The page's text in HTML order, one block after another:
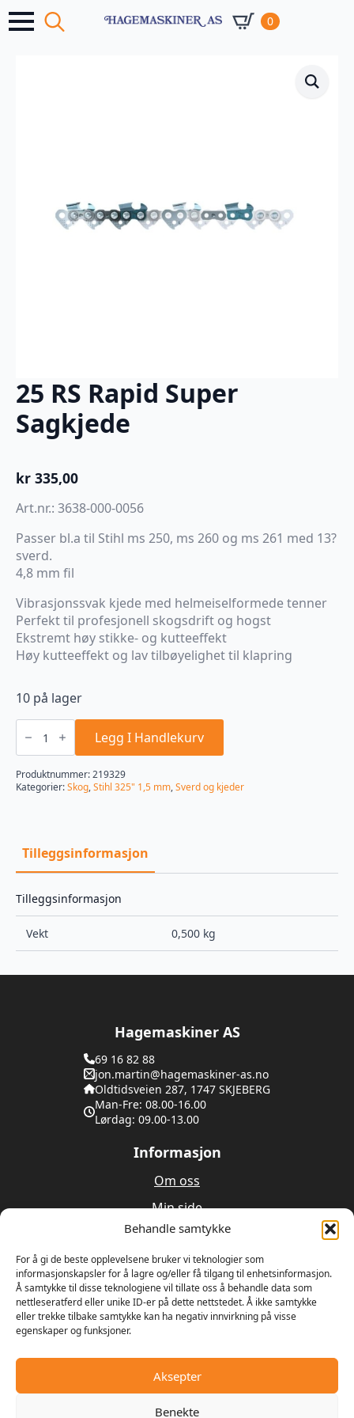
Behandle samtykke
For å gi de beste opplevelsene bruker vi teknologier som
informasjonskapsler for å lagre og/eller få tilgang til enhetsinformasjon.
Å samtykke til disse teknologiene vil tillate oss å behandle data som
nettleseratferd eller unike ID-er på dette nettstedet. Å ikke samtykke
eller trekke tilbake samtykke kan ha negativ innvirkning på visse
egenskaper og funksjoner.
Aksepter
Benekte
0
25 RS Rapid Super
Sagkjede
kr 335,00
Art.nr.: 3638-000-0056
Passer bl.a til Stihl ms 250, ms 260 og ms 261 med 13?
sverd.
4,8 mm fil
Vibrasjonssvak kjede med helmeiselformede tenner
Perfekt til profesjonell skogsdrift og hogst
Ekstremt høy stikke- og kutteeffekt
Høy kutteeffekt og lav tilbøyelighet til klapring
10 på lager
25
RS
Rapid
Super
Sagkjede
antall
Legg I Handlekurv
Produktnummer:219329
Kategorier:Skog,Stihl 325" 1,5 mm,Sverd og kjeder
Tilleggsinformasjon
Tilleggsinformasjon
Vekt 0,500 kg
Hagemaskiner AS
69 16 82 88
jon.martin@hagemaskiner-as.no
Oldtidsveien 287, 1747 SKJEBERG
Man-Fre: 08.00-16.00
Lørdag: 09.00-13.00
Informasjon
Om oss
Min side
Utleie
Verksted
Om oss
Våren 1989 bestemte Ulrik Olseng og Dagfinn
av motorsager og gressklippere. Bedriften fikk
navnet Hagemaskiner AS, og lokalene var den gamle